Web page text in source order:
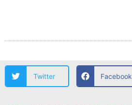
Twitter Facebook